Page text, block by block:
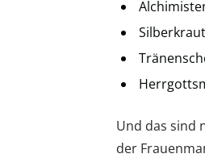
Silberkraut
Und das sind
der